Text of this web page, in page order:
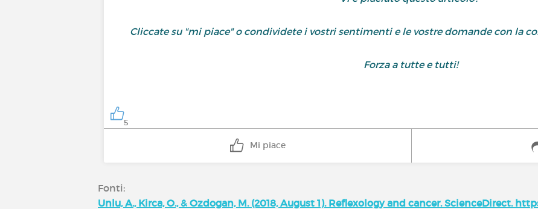
Cliccate su "mi piace" o condividete i vostri sentimenti e le vostre domande con la
Forza a tutte e tutti!
5
Mi piace
Fonti:
Unlu, A., Kirca, O., & Ozdogan, M. (2018, August 1). Reflexology and cancer. ScienceDirect.